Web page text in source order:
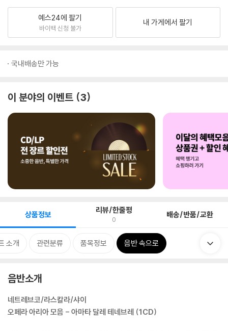
예스24에 팔기
바이백 신청 불가
내 가게에서 팔기
국내배송만 가능
이 분야의 이벤트 3
상품정보 리뷰/한줄평
0 배송/반품/교환
소개 관련분류 품목정보 음반 속으로
음반소개
네트레브코/라스칼라/샤이
오페라 아리아 모음 - 아마타 달레 테네브레 (1CD)